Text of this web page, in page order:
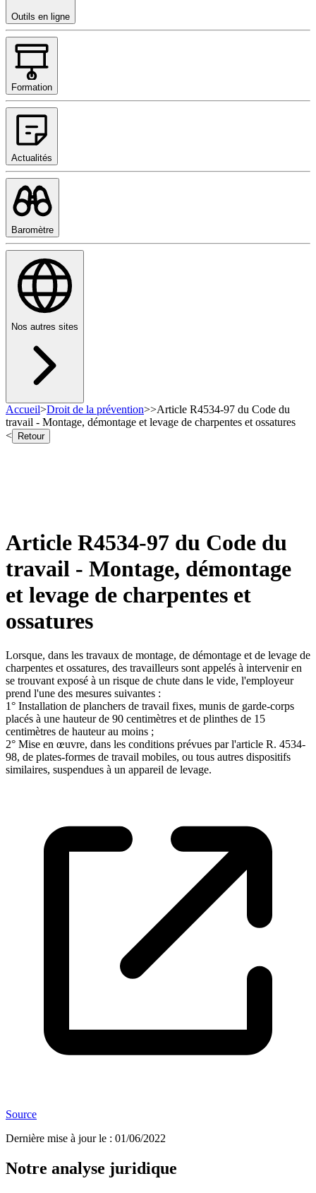
Outils en ligne
Formation
Actualités
Baromètre
Nos autres sites
Accueil>Droit de la prévention>>Article R4534-97 du Code du
travail - Montage, démontage et levage de charpentes et ossatures
<
Retour
Article R4534-97 du Code du
travail - Montage, démontage
et levage de charpentes et
ossatures
Lorsque, dans les travaux de montage, de démontage et de levage de
charpentes et ossatures, des travailleurs sont appelés à intervenir en
se trouvant exposé à un risque de chute dans le vide, l'employeur
prend l'une des mesures suivantes :
1° Installation de planchers de travail fixes, munis de garde-corps
placés à une hauteur de 90 centimètres et de plinthes de 15
centimètres de hauteur au moins ;
2° Mise en œuvre, dans les conditions prévues par l'article R. 4534-
98, de plates-formes de travail mobiles, ou tous autres dispositifs
similaires, suspendues à un appareil de levage.
Source
Dernière mise à jour le : 01/06/2022
Notre analyse juridique